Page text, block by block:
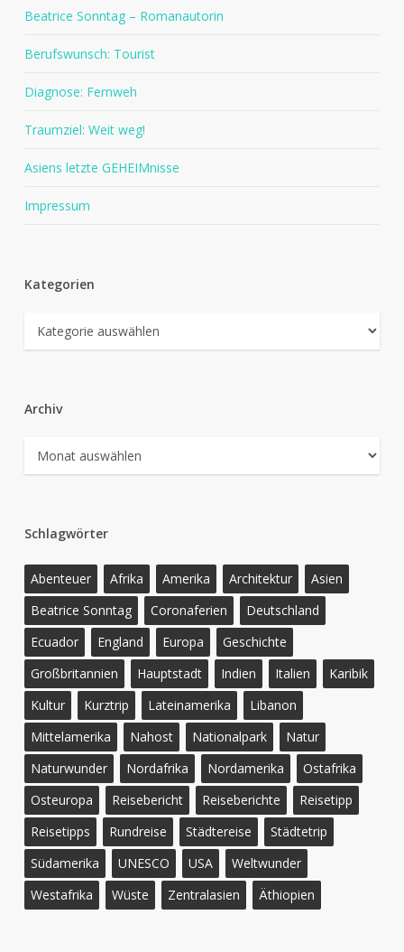
Beatrice Sonntag – Romanautorin
Berufswunsch: Tourist
Diagnose: Fernweh
Traumziel: Weit weg!
Asiens letzte GEHEIMnisse
Impressum
Kategorien
Kategorien
Archiv
Archiv
Schlagwörter
Abenteuer Afrika Amerika Architektur
Asien
Beatrice Sonntag
Coronaferien
Deutschland
Ecuador
England Europa
Geschichte
Großbritannien
Hauptstadt Indien Italien
Karibik
Kultur
Kurztrip Lateinamerika
Libanon
Mittelamerika
Nahost Nationalpark
Natur
Naturwunder
Nordafrika Nordamerika
Ostafrika
Osteuropa
Reisebericht Reiseberichte
Reisetipp
Reisetipps
Rundreise Städtereise
Städtetrip
Südamerika
UNESCO USA
Weltwunder
Westafrika
Wüste Zentralasien Äthiopien